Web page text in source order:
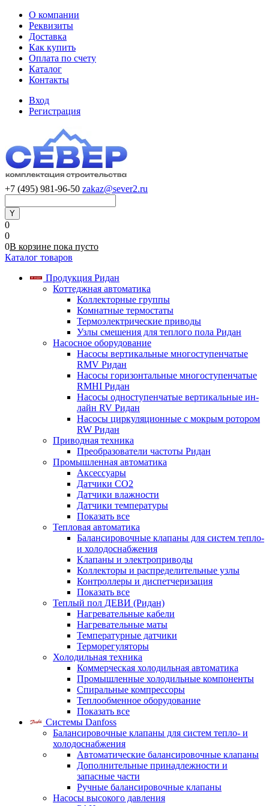
О компании
Реквизиты
Доставка
Как купить
Оплата по счету
Каталог
Контакты
Вход
Регистрация
+7 (495) 981-96-50 zakaz@sever2.ru
0
0
0В корзине пока пусто
Каталог товаров
Продукция Ридан
Коттеджная автоматика
Коллекторные группы
Комнатные термостаты
Термоэлектрические приводы
Узлы смешения для теплого пола Ридан
Насосное оборудование
Насосы вертикальные многоступенчатые
RMV Ридан
Насосы горизонтальные многоступенчатые
RMHI Ридан
Насосы одноступенчатые вертикальные ин-
лайн RV Ридан
Насосы циркуляционные с мокрым ротором
RW Ридан
Приводная техника
Преобразователи частоты Ридан
Промышленная автоматика
Аксессуары
Датчики CO2
Датчики влажности
Датчики температуры
Показать все
Тепловая автоматика
Балансировочные клапаны для систем тепло-
и холодоснабжения
Клапаны и электроприводы
Коллекторы и распределительные узлы
Контроллеры и диспетчеризация
Показать все
Теплый пол ДЕВИ (Ридан)
Нагревательные кабели
Нагревательные маты
Температурные датчики
Терморегуляторы
Холодильная техника
Коммерческая холодильная автоматика
Промышленные холодильные компоненты
Спиральные компрессоры
Теплообменное оборудование
Показать все
Системы Danfoss
Балансировочные клапаны для систем тепло- и
холодоснабжения
Автоматические балансировочные клапаны
Дополнительные принадлежности и
запасные части
Ручные балансировочные клапаны
Насосы высокого давления